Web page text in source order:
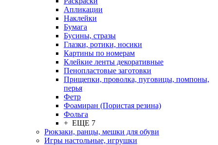
Апликации
Наклейки
Бумага
Бусины, стразы
Глазки, ротики, носики
Картины по номерам
Клейкие ленты декоративные
Пенопластовые заготовки
Прищепки, проволка, пуговицы, помпоны,
перья
Фетр
Фоамиран (Пористая резина)
Фольга
+ ЕЩЕ 7
Рюкзаки, ранцы, мешки для обуви
Игры настольные, игрушки